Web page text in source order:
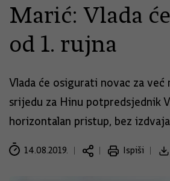
Marić: Vlada
od 1. rujna
Vlada će osigurati novac za
srijedu za Hinu potpredsjednik
horizontalan pristup, bez
14.08.2019. Ispiši